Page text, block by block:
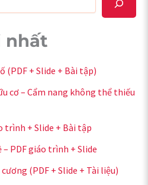
nhất
(PDF + Slide + Bài tập)
cơ – Cẩm nang không thể thiếu
trình + Slide + Bài tập
PDF giáo trình + Slide
(PDF + Slide + Tài liệu)